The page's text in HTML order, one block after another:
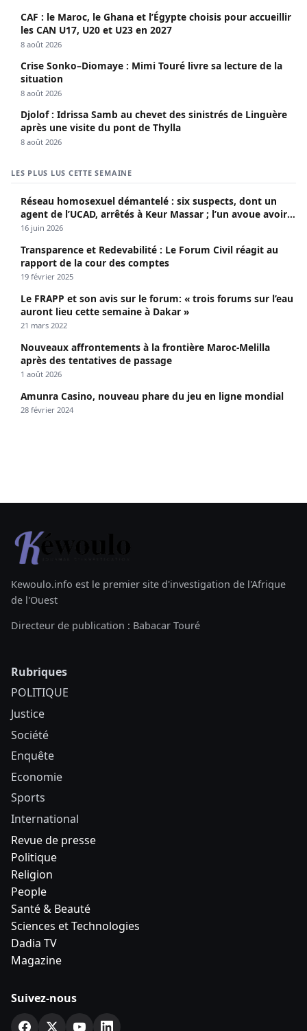
CAF : le Maroc, le Ghana et l’Égypte choisis pour accueillir
les CAN U17, U20 et U23 en 2027
8 août 2026
Crise Sonko–Diomaye : Mimi Touré livre sa lecture de la
situation
8 août 2026
Djolof : Idrissa Samb au chevet des sinistrés de Linguère
après une visite du pont de Thylla
8 août 2026
LES PLUS LUS CETTE SEMAINE
Réseau homosexuel démantelé : six suspects, dont un
agent de l’UCAD, arrêtés à Keur Massar ; l’un avoue avoir
propagé le VIH depuis 2018
16 juin 2026
Transparence et Redevabilité : Le Forum Civil réagit au
rapport de la cour des comptes
19 février 2025
Le FRAPP et son avis sur le forum: « trois forums sur l’eau
auront lieu cette semaine à Dakar »
21 mars 2022
Nouveaux affrontements à la frontière Maroc-Melilla
après des tentatives de passage
1 août 2026
Amunra Casino, nouveau phare du jeu en ligne mondial
28 février 2024
Kewoulo.info est le premier site d'investigation de l'Afrique
de l'Ouest
Directeur de publication : Babacar Touré
Rubriques
POLITIQUE
Justice
Société
Enquête
Economie
Sports
International
Revue de presse
Politique
Religion
People
Santé & Beauté
Sciences et Technologies
Dadia TV
Magazine
Suivez-nous